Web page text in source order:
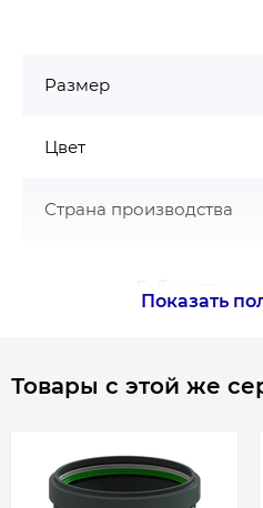
Размер
Цвет
Страна производства
Гарантия
Показать
Товары с этой же